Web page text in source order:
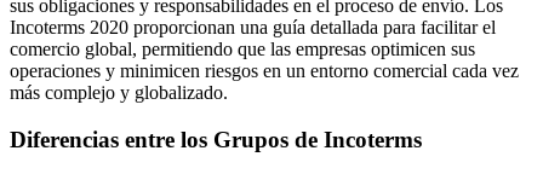
sus obligaciones y responsabilidades en el proceso de envío. Los
Incoterms 2020 proporcionan una guía detallada para facilitar el
comercio global, permitiendo que las empresas optimicen sus
operaciones y minimicen riesgos en un entorno comercial cada vez
más complejo y globalizado.
Diferencias entre los Grupos de Incoterms